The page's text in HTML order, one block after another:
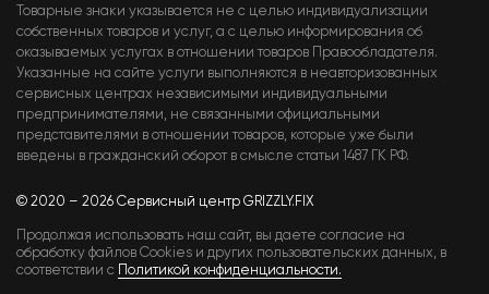
Товарные знаки указывается не с целью индивидуализации
собственных товаров и услуг, а с целью информирования об
оказываемых услугах в отношении товаров Правообладателя.
Указанные на сайте услуги выполняются в неавторизованных
сервисных центрах независимыми индивидуальными
предпринимателями, не связанными официальными
представителями в отношении товаров, которые уже были
введены в гражданский оборот в смысле статьи 1487 ГК РФ.
© 2020 – 2026 Сервисный центр GRIZZLY.FIX
Продолжая использовать наш сайт, вы даете согласие на
обработку файлов Cookies и других пользовательских данных, в
соответствии с Политикой конфиденциальности.